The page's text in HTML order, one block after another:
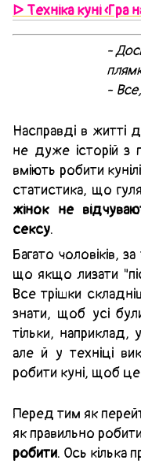
ᐅ Техніка куні «Гра
-
-
Насправді в житті
не дуже історій з
вміють робити
статистика, що
жінок не
сексу.
Багато чоловіків,
що якщо лизати
Все трішки
знати, щоб усі
тільки, наприклад,
але й у техніці
робити куні, щоб
Перед тим як
як правильно
робити. Ось кілька